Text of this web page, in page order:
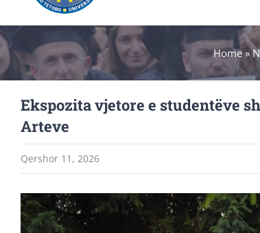
Home»
Ekspozita vjetore e studentëve
Arteve
Qershor 11, 2026
View
Larger